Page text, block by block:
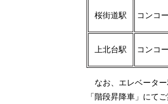
桜街道駅 コンコ
上北台駅 コンコ
なお、エレベーター
「階段昇降車」にて